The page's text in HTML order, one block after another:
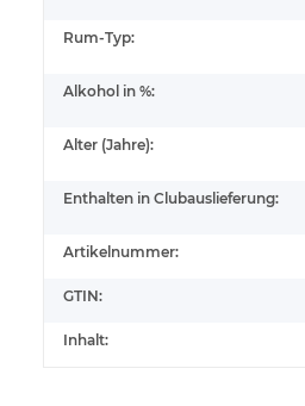
Rum-Typ:
Alkohol in %:
Alter (Jahre):
Enthalten in Clubauslieferung:
Artikelnummer:
GTIN:
Inhalt: